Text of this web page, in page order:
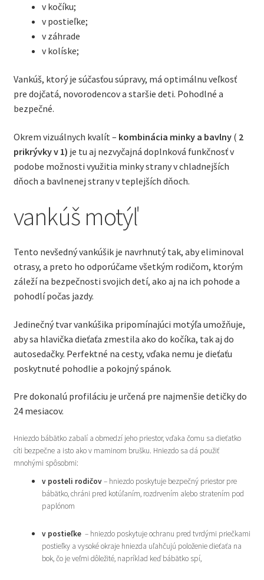
v kočíku;
v postieľke;
v záhrade
v kolíske;
Vankúš, ktorý je súčasťou súpravy, má optimálnu veľkosť
pre dojčatá, novorodencov a staršie deti. Pohodlné a
bezpečné.
Okrem vizuálnych kvalít – kombinácia minky a bavlny( 2
prikrývky v 1) je tu aj nezvyčajná doplnková funkčnosť v
podobe možnosti využitia minky strany v chladnejších
dňoch a bavlnenej strany v teplejších dňoch.
vankúš motýľ
Tento nevšedný vankúšik je navrhnutý tak, aby eliminoval
otrasy, a preto ho odporúčame všetkým rodičom, ktorým
záleží na bezpečnosti svojich detí, ako aj na ich pohode a
pohodlí počas jazdy.
Jedinečný tvar vankúšika pripomínajúci motýľa umožňuje,
aby sa hlavička dieťaťa zmestila ako do kočíka, tak aj do
autosedačky. Perfektné na cesty, vďaka nemu je dieťaťu
poskytnuté pohodlie a pokojný spánok.
Pre dokonalú profiláciu je určená pre najmenšie detičky do
24 mesiacov.
Hniezdo bábätko zabalí a obmedzí jeho priestor, vďaka čomu sa dieťatko
cíti bezpečne a isto ako v maminom brušku. Hniezdo sa dá použiť
mnohými spôsobmi:
v posteli rodičov– hniezdo poskytuje bezpečný priestor pre
bábätko, chráni pred kotúľaním, rozdrvením alebo stratením pod
paplónom
v postieľke– hniezdo poskytuje ochranu pred tvrdými priečkami
postieľky a vysoké okraje hniezda uľahčujú položenie dieťaťa na
bok, čo je veľmi dôležité, napríklad keď bábätko spí,